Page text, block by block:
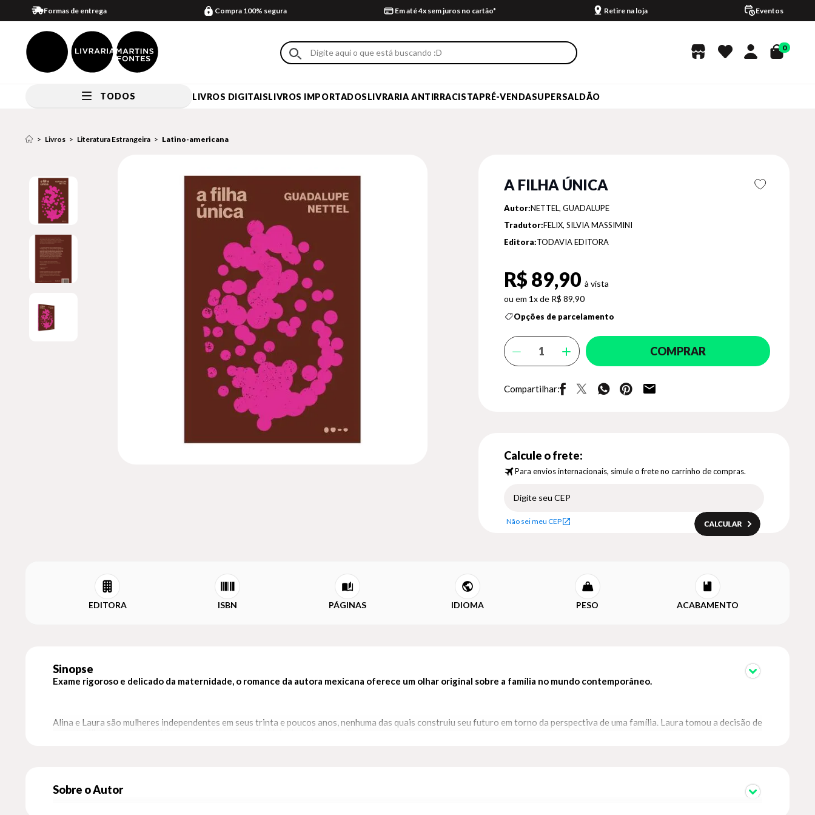
Formas de entrega Compra 100% segura Em até 4x sem juros no cartão* Retire na loja Eventos
0
TODOS LIVROS DIGITAISLIVROS IMPORTADOSLIVRARIA ANTIRRACISTAPRÉ-VENDASUPERSALDÃO
Livros Literatura Estrangeira Latino-americana
A FILHA ÚNICA
Autor:NETTEL, GUADALUPE
Tradutor:FELIX, SILVIA MASSIMINI
Editora:TODAVIA EDITORA
R$ 89,90
1x de R$ 89,90
Opções de parcelamento
COMPRAR
Compartilhar:
Calcule o frete:
Para envios internacionais, simule o frete no carrinho de compras.
Não sei meu CEP
EDITORA ISBN PÁGINAS IDIOMA PESO ACABAMENTO
Sinopse
Exame rigoroso e delicado da maternidade, o romance da autora mexicana oferece um olhar original sobre a família no mundo contemporâneo.
Alina e Laura são mulheres independentes em seus trinta e poucos anos, nenhuma das quais construiu seu futuro em torno da perspectiva de uma família. Laura tomou a decisão de
suposição, e sobre três mulheres e os laços de amizade e de amor que se estabelecem entre elas.
Sobre o Autor